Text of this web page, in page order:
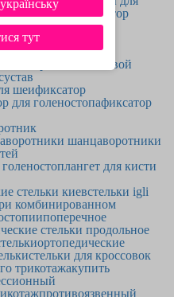
тут
пояс корсет
корректор
на лучезапястный
ортез на плечевой
шеификсатор
для голеностопафиксатор
воротники шанцаворотники
лангет для кисти
стельки киевстельки igli
комбинированном
поперечное
стельки продольное
ортопедические
стельки для кроссовок
трикотажакупить
противоязвенный